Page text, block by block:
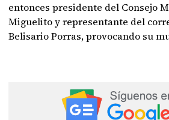
entonces presidente del Consejo
Miguelito y representante del
Belisario Porras, provocando su